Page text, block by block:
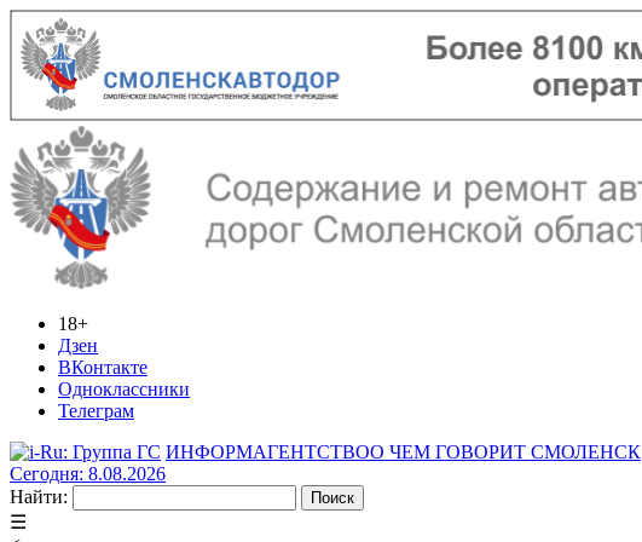
18+
Дзен
ВКонтакте
Одноклассники
Телеграм
ИНФОРМАГЕНТСТВОО ЧЕМ ГОВОРИТ СМОЛЕНСК
Сегодня: 8.08.2026
Найти:
☰